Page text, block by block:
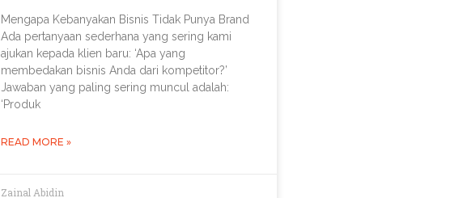
Mengapa Kebanyakan Bisnis Tidak Punya Brand
Ada pertanyaan sederhana yang sering kami
ajukan kepada klien baru: ‘Apa yang
membedakan bisnis Anda dari kompetitor?’
Jawaban yang paling sering muncul adalah:
‘Produk
READ MORE »
Zainal Abidin